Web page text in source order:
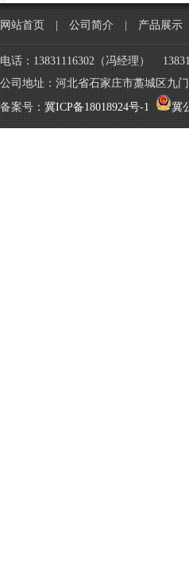
网站首页 公司简介 | 产品展示
电话：13831116302（冯经理）
公司地址：河北省石家庄市藁城区九
备案号：冀ICP备18018924号-1 冀